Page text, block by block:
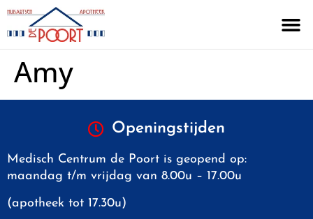
Amy
Openingstijden
Medisch Centrum de Poort is geopend op:
maandag t/m vrijdag van 8.00u – 17.00u
(apotheek tot 17.30u)